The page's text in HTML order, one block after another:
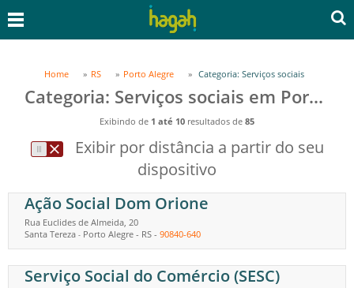
Home RS Porto Alegre Categoria: Serviços sociais
Categoria: Serviços sociais em Porto Alegre, RS
Exibindo de 1 até 10 resultados de 85
Exibir por distância a partir do seu
dispositivo
Ação Social Dom Orione
Rua Euclides de Almeida, 20
Santa Tereza - Porto Alegre - RS - 90840-640
Serviço Social do Comércio (SESC)